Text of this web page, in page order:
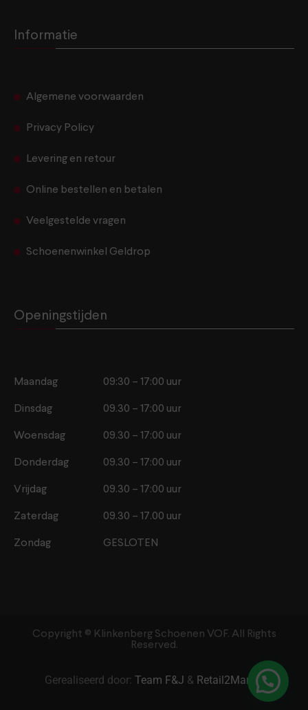
Informatie
Algemene voorwaarden
Privacy Policy
Levering en retour
Online bestellen en betalen
Veelgestelde vragen
Schoenenwinkel Geldrop
Openingstijden
Maandag 09:30 – 17:00 uur
Dinsdag 09.30 – 17:00 uur
Woensdag 09.30 – 17:00 uur
Donderdag 09.30 – 17:00 uur
Vrijdag 09.30 – 17:00 uur
Zaterdag 09.30 – 17.00 uur
Zondag GESLOTEN
Copyright ©️ Klinkenberg Schoenen VOF. All Rights
Reserved.
Gerealiseerd door: Team F&J & Retail2Market